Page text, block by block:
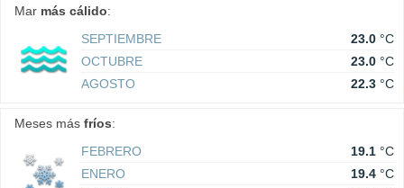
Mar más cálido:
SEPTIEMBRE
23.0 °C
OCTUBRE
23.0 °C
AGOSTO
22.3 °C
Meses más fríos:
FEBRERO
19.1 °C
ENERO
19.4 °C